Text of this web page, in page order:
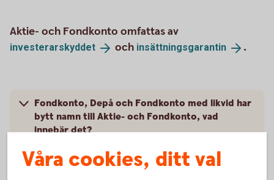
Aktie- och Fondkonto omfattas av
investerarskyddet och insättningsgarantin .
Fondkonto, Depå och Fondkonto med likvid har
bytt namn till Aktie- och Fondkonto, vad
innebär det?
Så fungerar Aktie- och Fondkonto för företag
Våra cookies, ditt val